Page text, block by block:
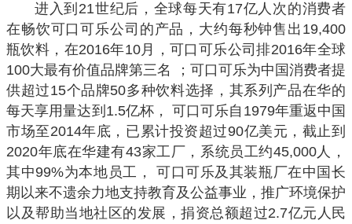
进入到21世纪后，全球每天有17亿人次的消费者
在畅饮可口可乐公司的产品，大约每秒钟售出19,400
瓶饮料，在2016年10月，可口可乐公司排2016年全球
100大最有价值品牌第三名 ；可口可乐为中国消费者提
供超过15个品牌50多种饮料选择，其系列产品在华的
每天享用量达到1.5亿杯， 可口可乐自1979年重返中国
市场至2014年底，已累计投资超过90亿美元，截止到
2020年底在华建有43家工厂，系统员工约45,000人，
其中99%为本地员工， 可口可乐及其装瓶厂在中国长
期以来不遗余力地支持教育及公益事业，推广环境保护
以及帮助当地社区的发展，捐资总额超过2.7亿元人民